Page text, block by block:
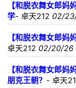
【和脱衣舞女郎
学- 卓天212 02/
【和脱衣舞女郎
卓天212 02/20/26
【和脱衣舞女郎
朋克王朝？ - 卓天